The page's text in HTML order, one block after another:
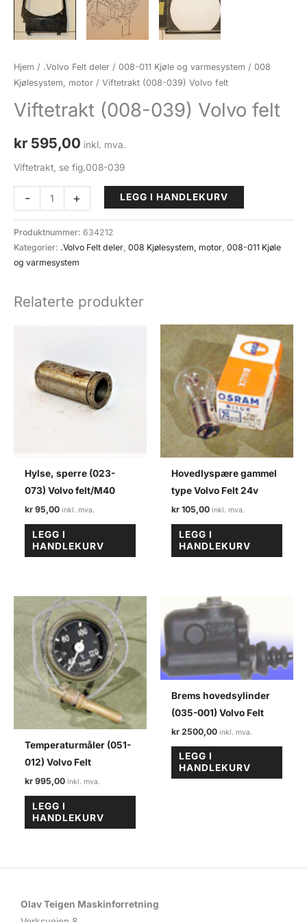
Hjem / .Volvo Felt deler / 008-011 Kjøle og varmesystem / 008
Kjølesystem, motor / Viftetrakt (008-039) Volvo felt
Viftetrakt (008-039) Volvo felt
kr 595,00 inkl. mva.
Viftetrakt, se fig.008-039
-
Viftetrakt
(008-
039)
Volvo
felt
+ LEGG I HANDLEKURV
Produktnummer: 634212
Kategorier: .Volvo Felt deler 008 Kjølesystem, motor 008-011 Kjøle
og varmesystem
Relaterte produkter
Hylse, sperre (023-
073) Volvo felt/M40
kr 95,00
LEGG I
HANDLEKURV
Hovedlyspære gammel
type Volvo Felt 24v
kr 105,00
LEGG I
HANDLEKURV
Temperaturmåler (051-
012) Volvo Felt
kr 995,00
LEGG I
HANDLEKURV
Brems hovedsylinder
(035-001) Volvo Felt
kr 2500,00
LEGG I
HANDLEKURV
Olav Teigen Maskinforretning